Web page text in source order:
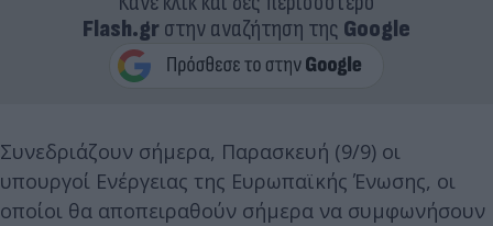
Flash.grστην αναζήτηση της Google
Συνεδριάζουν σήμερα, Παρασκευή (9/9) οι
υπουργοί Ενέργειας της Ευρωπαϊκής Ένωσης, οι
οποίοι θα αποπειραθούν σήμερα να συμφωνήσουν